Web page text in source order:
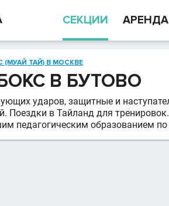
СЕКЦИИ АРЕНДА
(МУАЙ ТАЙ) В МОСКВЕ
В БУТОВО
ударов, защитные и
Поездки в Тайланд для
педагогическим образованием по